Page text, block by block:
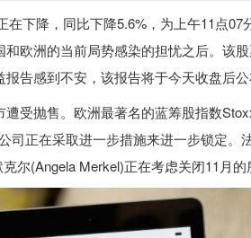
在下降，同比下降5.6%，为上午11点07
欧洲的当前局势感染的担忧之后。该
告感到不安，该报告将于今天收盘后公
受抛售。欧洲最著名的蓝筹股指数
司正在采取进一步措施来进一步锁定。
尔(Angela Merkel)正在考虑关闭11月的